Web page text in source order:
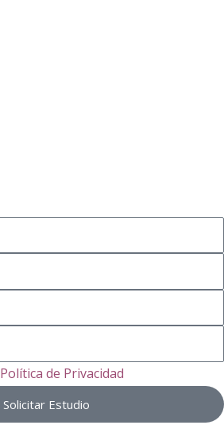
Política de Privacidad
Solicitar Estudio